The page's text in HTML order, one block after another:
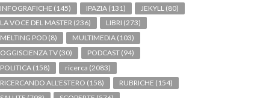
INFOGRAFICHE (145) IPAZIA (131) JEKYLL (80)
LA VOCE DEL MASTER (236) LIBRI (273)
MELTING POD (8) MULTIMEDIA (103)
OGGISCIENZA TV (30) PODCAST (94)
POLITICA (158) ricerca (2083)
RICERCANDO ALL'ESTERO (158) RUBRICHE (154)